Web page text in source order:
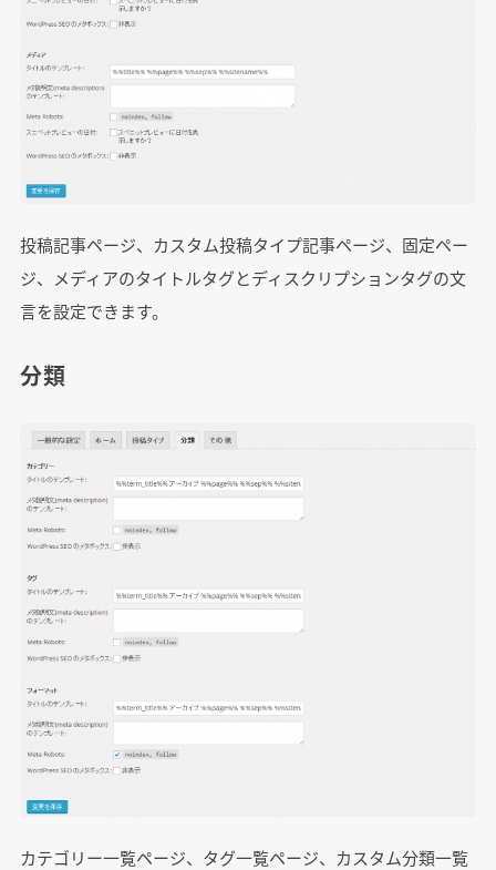
投稿記事ページ、カスタム投稿タイプ記事ページ、固定ペー
ジ、メディアのタイトルタグとディスクリプションタグの文
言を設定できます。
分類
カテゴリー一覧ページ、タグ一覧ページ、カスタム分類一覧